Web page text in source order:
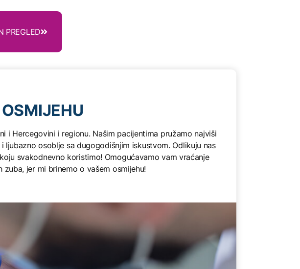
PREGLED
i Hercegovini i regionu. Našim pacijentima pružamo najviši
osoblje sa dugogodišnjim iskustvom. Odlikuju nas
svakodnevno koristimo! Omogućavamo vam vraćanje
jer mi brinemo o vašem osmijehu!